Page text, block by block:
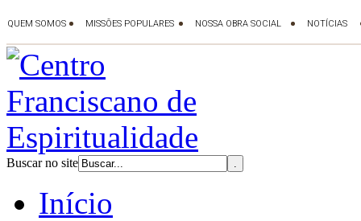
Buscar no site
Início